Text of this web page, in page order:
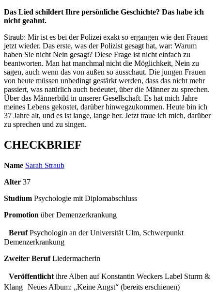
Das Lied schildert Ihre persönliche Geschichte? Das habe ich
nicht geahnt.
Straub: Mir ist es bei der Polizei exakt so ergangen wie den Frauen
jetzt wieder. Das erste, was der Polizist gesagt hat, war: Warum
haben Sie nicht Nein gesagt? Diese Frage ist nicht einfach zu
beantworten. Man hat manchmal nicht die Möglichkeit, Nein zu
sagen, auch wenn das von außen so ausschaut. Die jungen Frauen
von heute müssen unbedingt gestärkt werden, dass das nicht mehr
passiert, was natürlich auch bedeutet, über die Männer zu sprechen.
Über das Männerbild in unserer Gesellschaft. Es hat mich Jahre
meines Lebens gekostet, darüber hinwegzukommen. Heute bin ich
37 Jahre alt, und es ist lange, lange her. Jetzt traue ich mich, darüber
zu sprechen und zu singen.
CHECKBRIEF
Name Sarah Straub
Alter 37
Studium Psychologie mit Diplomabschluss
Promotion über Demenzerkrankung
BerufPsychologin an der Universität Ulm, Schwerpunkt
Demenzerkrankung
Zweiter BerufLiedermacherin
Veröffentlicht ihre Alben auf Konstantin Weckers Label Sturm &
Klang Neues Album: „Keine Angst“ (bereits erschienen)